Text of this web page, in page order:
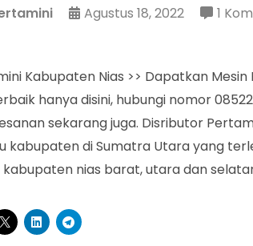
Agustus 18, 2022 1
Kabupaten Nias >> Dapatkan
hanya disini, hubungi nomor
sekarang juga. Disributor
kabupaten di Sumatra Utara yang
nias barat, utara dan